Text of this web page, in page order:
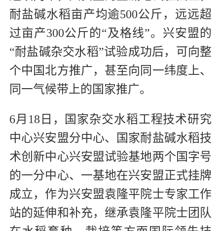
耐盐碱水稻亩产均逾500公斤，远远超
过亩产300公斤的“及格线”。兴安盟的
“耐盐碱杂交水稻”试验成功后，可向整
个中国北方推广，甚至向同一纬度上、
同一气候带上的国家推广。
6月18日，国家杂交水稻工程技术研究
中心兴安盟分中心、国家耐盐碱水稻技
术创新中心兴安盟试验基地两个国字号
的一分中心、一基地在兴安盟正式挂牌
成立，作为兴安盟袁隆平院士专家工作
站的延伸和补充，继承袁隆平院士团队